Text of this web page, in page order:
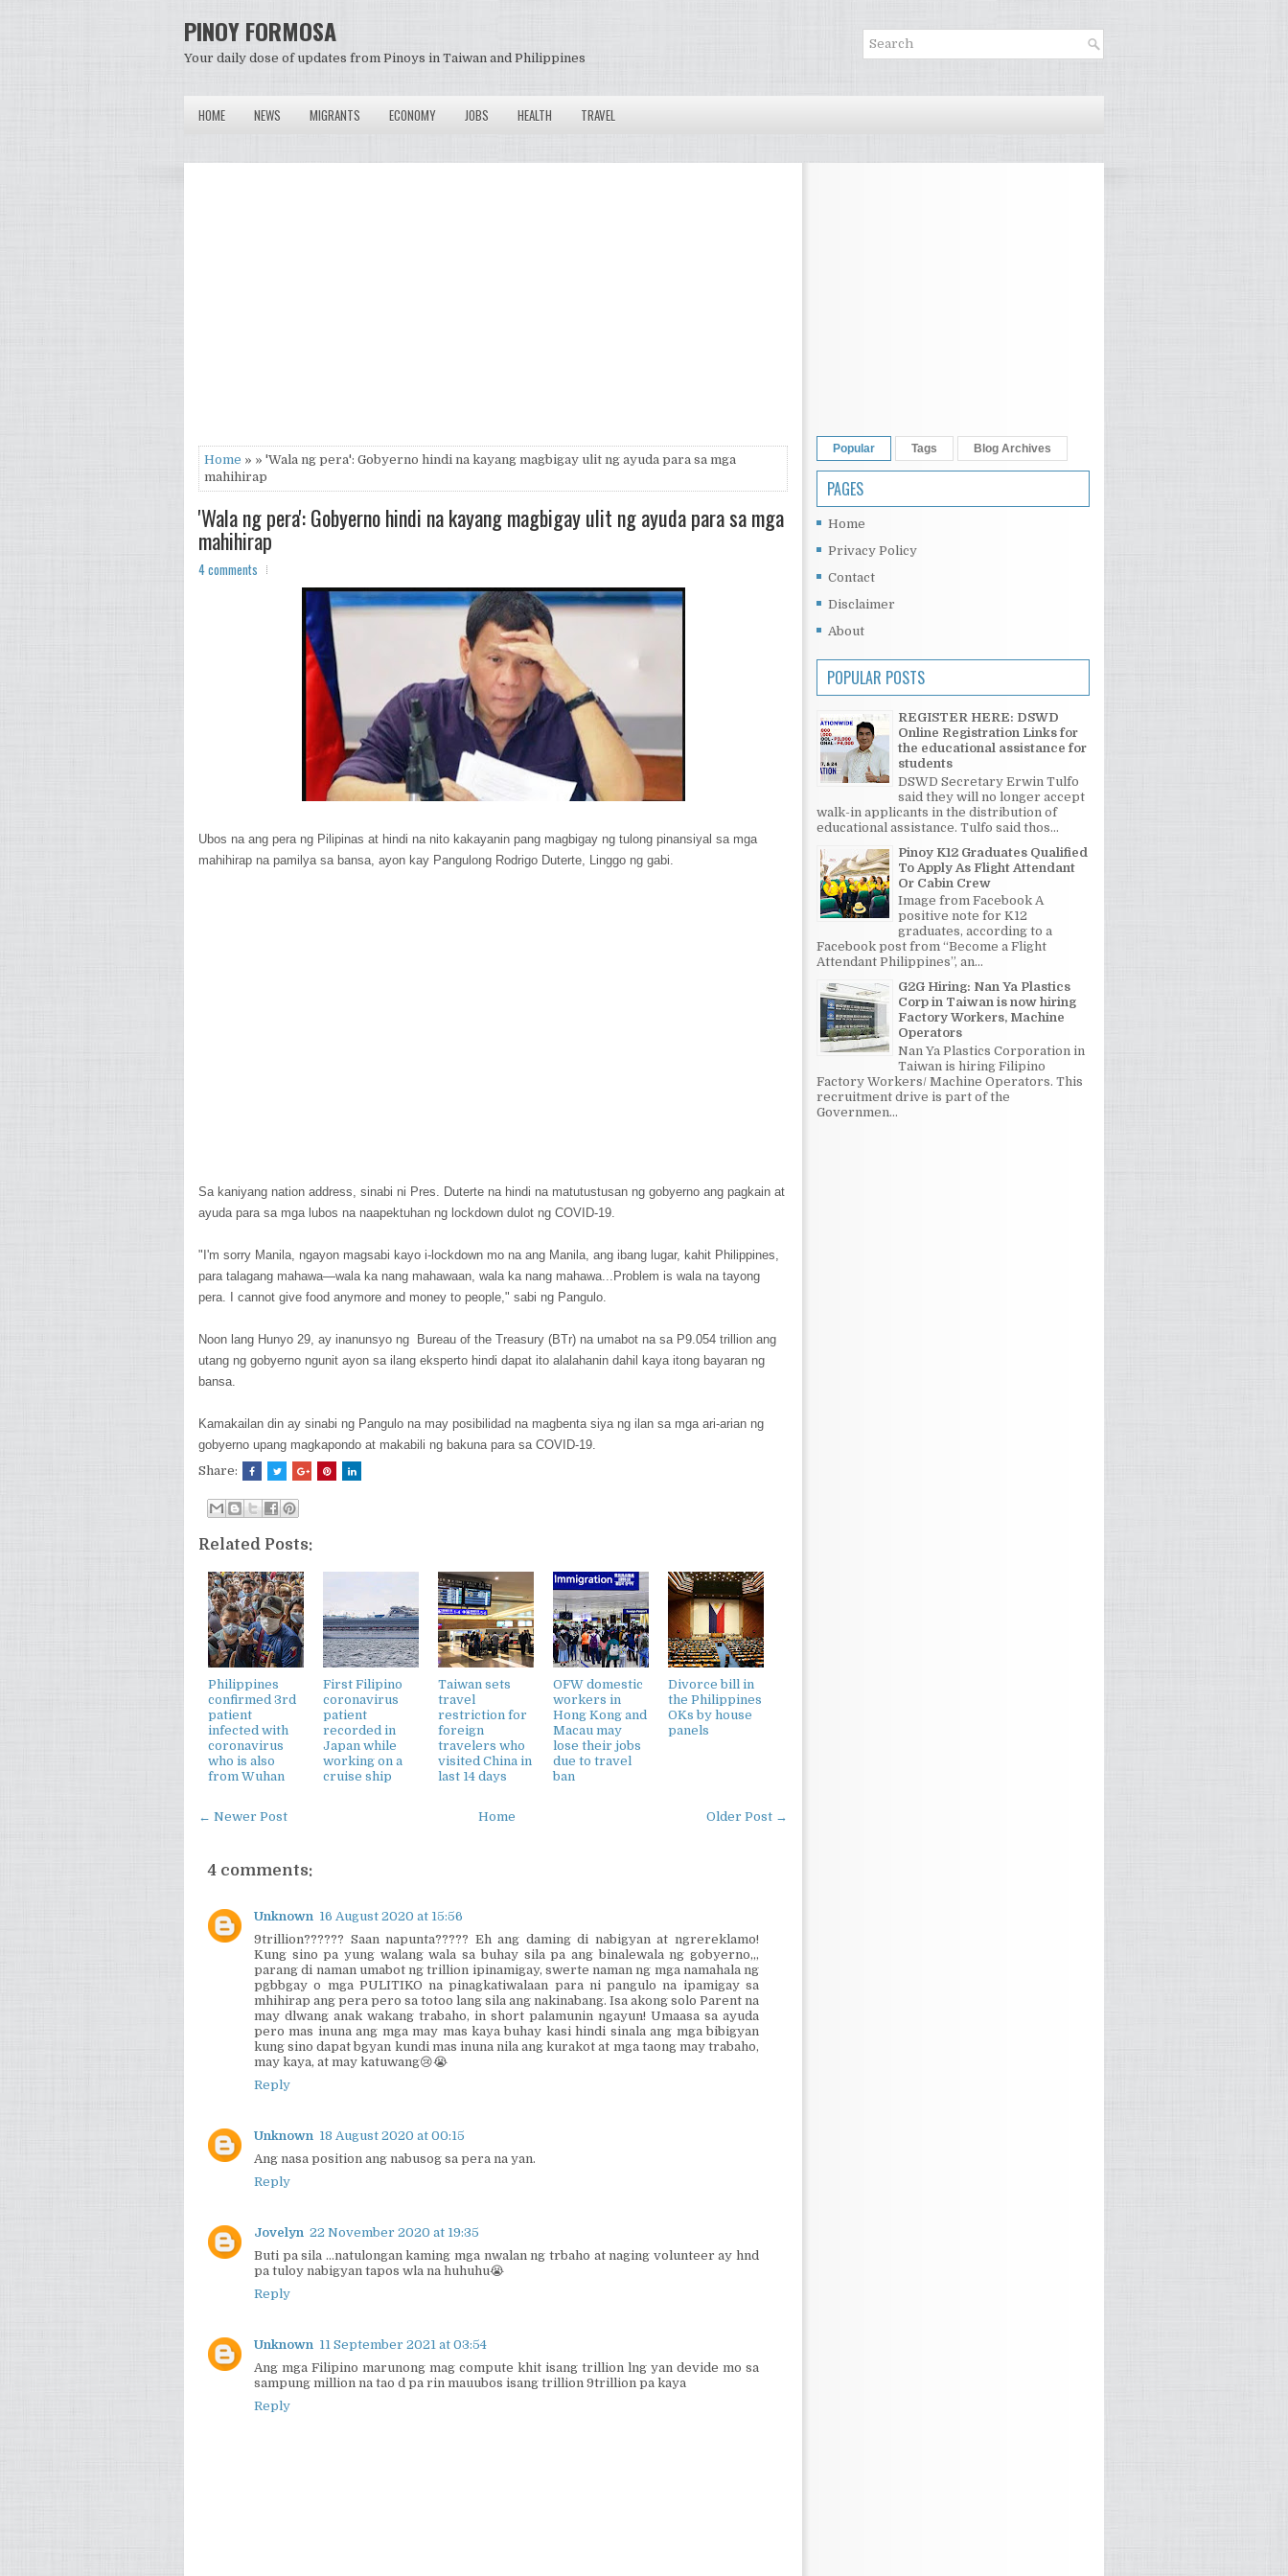
PINOY FORMOSA
Your daily dose of updates from Pinoys in Taiwan and Philippines
HOME NEWS MIGRANTS ECONOMY JOBS HEALTH TRAVEL
Home » » 'Wala ng pera': Gobyerno hindi na kayang magbigay ulit ng ayuda para sa mga
mahihirap
'Wala ng pera': Gobyerno hindi na kayang magbigay ulit ng ayuda para sa mga
mahihirap
4 comments
Ubos na ang pera ng Pilipinas at hindi na nito kakayanin pang magbigay ng tulong pinansiyal sa mga
mahihirap na pamilya sa bansa, ayon kay Pangulong Rodrigo Duterte, Linggo ng gabi.
Sa kaniyang nation address, sinabi ni Pres. Duterte na hindi na matutustusan ng gobyerno ang pagkain at
ayuda para sa mga lubos na naapektuhan ng lockdown dulot ng COVID-19.
"I'm sorry Manila, ngayon magsabi kayo i-lockdown mo na ang Manila, ang ibang lugar, kahit Philippines,
para talagang mahawa—wala ka nang mahawaan, wala ka nang mahawa...Problem is wala na tayong
pera. I cannot give food anymore and money to people," sabi ng Pangulo.
Noon lang Hunyo 29, ay inanunsyo ng Bureau of the Treasury (BTr) na umabot na sa P9.054 trillion ang
utang ng gobyerno ngunit ayon sa ilang eksperto hindi dapat ito alalahanin dahil kaya itong bayaran ng
bansa.
Kamakailan din ay sinabi ng Pangulo na may posibilidad na magbenta siya ng ilan sa mga ari-arian ng
gobyerno upang magkapondo at makabili ng bakuna para sa COVID-19.
Share:
Related Posts:
Philippines
confirmed 3rd
patient
infected with
coronavirus
who is also
from Wuhan
First Filipino
coronavirus
patient
recorded in
Japan while
working on a
cruise ship
Taiwan sets
travel
restriction for
foreign
travelers who
visited China in
last 14 days
OFW domestic
workers in
Hong Kong and
Macau may
lose their jobs
due to travel
ban
Divorce bill in
the Philippines
OKs by house
panels
← Newer Post Older Post →
Home
4 comments:
Unknown 16 August 2020 at 15:56
9trillion?????? Saan napunta????? Eh ang daming di nabigyan at ngrereklamo!
Kung sino pa yung walang wala sa buhay sila pa ang binalewala ng gobyerno,,,
parang di naman umabot ng trillion ipinamigay, swerte naman ng mga namahala ng
pgbbgay o mga PULITIKO na pinagkatiwalaan para ni pangulo na ipamigay sa
mhihirap ang pera pero sa totoo lang sila ang nakinabang. Isa akong solo Parent na
may dlwang anak wakang trabaho, in short palamunin ngayun! Umaasa sa ayuda
pero mas inuna ang mga may mas kaya buhay kasi hindi sinala ang mga bibigyan
kung sino dapat bgyan kundi mas inuna nila ang kurakot at mga taong may trabaho,
may kaya, at may katuwang😢😭
Reply
Unknown 18 August 2020 at 00:15
Ang nasa position ang nabusog sa pera na yan.
Reply
Jovelyn 22 November 2020 at 19:35
Buti pa sila ...natulongan kaming mga nwalan ng trbaho at naging volunteer ay hnd
pa tuloy nabigyan tapos wla na huhuhu😭
Reply
Unknown 11 September 2021 at 03:54
Ang mga Filipino marunong mag compute khit isang trillion lng yan devide mo sa
sampung million na tao d pa rin mauubos isang trillion 9trillion pa kaya
Reply
Popular Tags Blog Archives
PAGES
Home
Privacy Policy
Contact
Disclaimer
About
POPULAR POSTS
REGISTER HERE: DSWD
Online Registration Links for
the educational assistance for
students
DSWD Secretary Erwin Tulfo
said they will no longer accept
walk-in applicants in the distribution of
educational assistance. Tulfo said thos...
Pinoy K12 Graduates Qualified
To Apply As Flight Attendant
Or Cabin Crew
Image from Facebook A
positive note for K12
graduates, according to a
Facebook post from “Become a Flight
Attendant Philippines”, an...
G2G Hiring: Nan Ya Plastics
Corp in Taiwan is now hiring
Factory Workers, Machine
Operators
Nan Ya Plastics Corporation in
Taiwan is hiring Filipino
Factory Workers/ Machine Operators. This
recruitment drive is part of the
Governmen...